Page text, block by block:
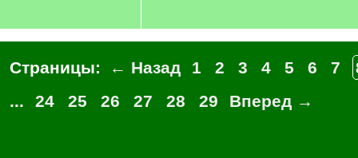
Страницы: ← Назад 1 2 3 4 5 6 7
...
24 25 26 27 28 29 Вперед →